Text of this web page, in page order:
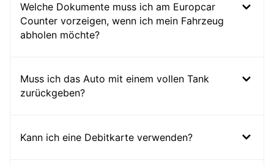
Welche Dokumente muss ich am Europcar
Counter vorzeigen, wenn ich mein Fahrzeug
abholen möchte?
Muss ich das Auto mit einem vollen Tank
zurückgeben?
Kann ich eine Debitkarte verwenden?